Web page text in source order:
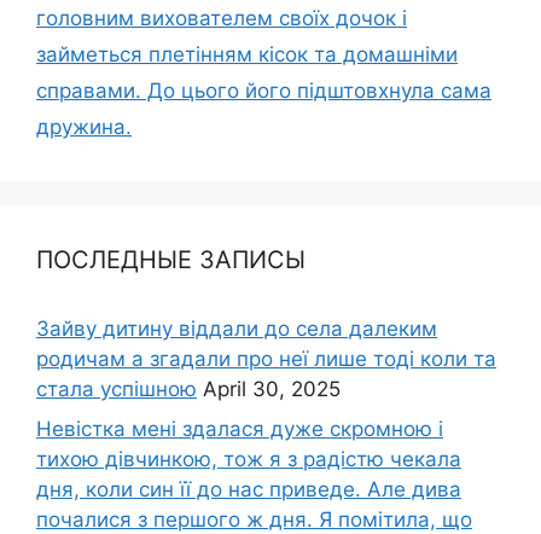
головним вихователем своїх дочок і
займеться плетінням кісок та домашніми
справами. До цього його підштовхнула сама
дружина.
ПОСЛЕДНЫЕ ЗАПИСЫ
Зайву дитину віддали до села далеким
родичам а згадали про неї лише тоді коли та
стала успішною April 30, 2025
Невістка мені здалася дуже скромною і
тихою дівчинкою, тож я з радістю чекала
дня, коли син її до нас приведе. Але дива
почалися з першого ж дня. Я помітила, що